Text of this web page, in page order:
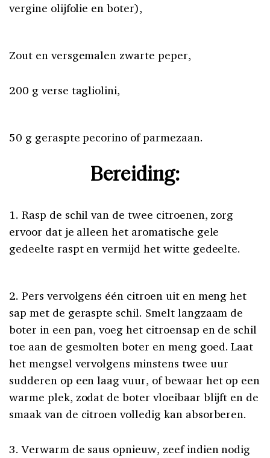
vergine olijfolie en boter),
Zout en versgemalen zwarte peper,
200 g verse tagliolini,
50 g geraspte pecorino of parmezaan.
Bereiding:
1. Rasp de schil van de twee citroenen, zorg
ervoor dat je alleen het aromatische gele
gedeelte raspt en vermijd het witte gedeelte.
2. Pers vervolgens één citroen uit en meng het
sap met de geraspte schil. Smelt langzaam de
boter in een pan, voeg het citroensap en de schil
toe aan de gesmolten boter en meng goed. Laat
het mengsel vervolgens minstens twee uur
sudderen op een laag vuur, of bewaar het op een
warme plek, zodat de boter vloeibaar blijft en de
smaak van de citroen volledig kan absorberen.
3. Verwarm de saus opnieuw, zeef indien nodig